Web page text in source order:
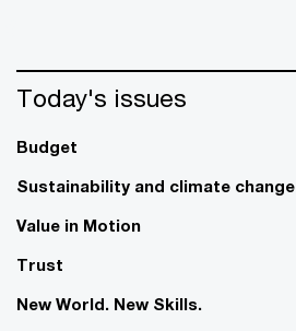
Today's issues
Budget
Sustainability and climate change
Value in Motion
Trust
New World. New Skills.